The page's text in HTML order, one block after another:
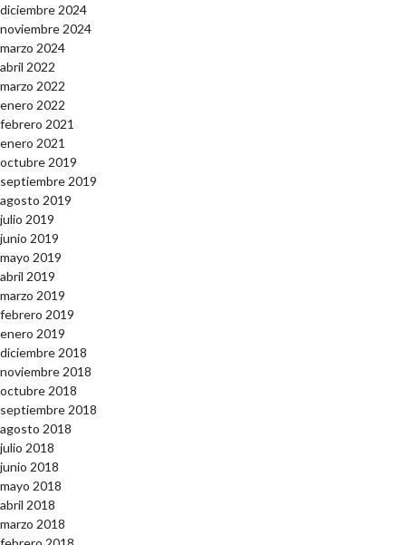
diciembre 2024
noviembre 2024
marzo 2024
abril 2022
marzo 2022
enero 2022
febrero 2021
enero 2021
octubre 2019
septiembre 2019
agosto 2019
julio 2019
junio 2019
mayo 2019
abril 2019
marzo 2019
febrero 2019
enero 2019
diciembre 2018
noviembre 2018
octubre 2018
septiembre 2018
agosto 2018
julio 2018
junio 2018
mayo 2018
abril 2018
marzo 2018